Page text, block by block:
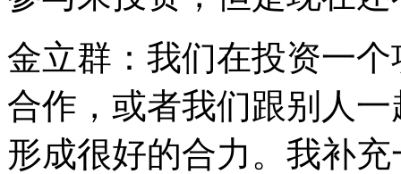
金立群：我们在投资一
合作，或者我们跟别人
形成很好的合力。我补